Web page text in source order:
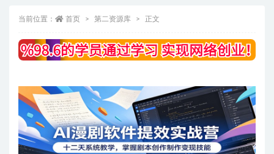
当前位置： 首页 第二资源库 正文